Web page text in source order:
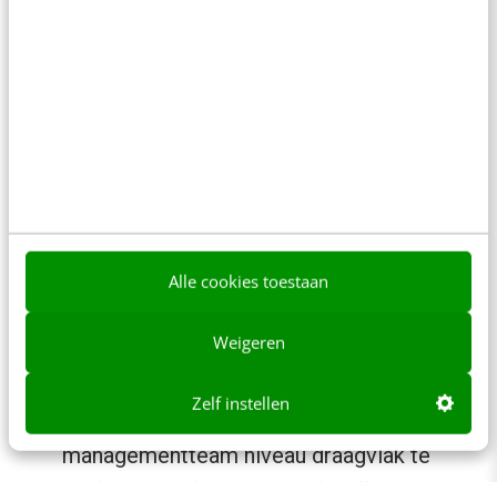
Alle cookies toestaan
Weigeren
Zelf instellen
het hele e-mail proces te verbeteren. Er is een
plan gemaakt om met de volgende 3 punten
aan de gang te gaan:
managementteam niveau draagvlak te